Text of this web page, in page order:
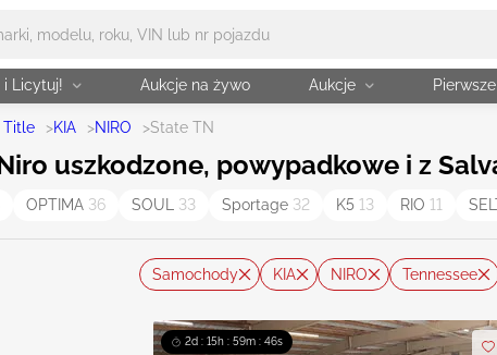
i Licytuj! Aukcje na żywo Aukcje
Title >KIA >NIRO >State TN
uszkodzone, powypadkowe i z
OPTIMA 36 SOUL 33 Sportage 32 K5 13 RIO 11
Samochody KIA NIRO Tennessee
2d : 15h : 59m : 45s